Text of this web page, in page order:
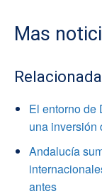
Mas
El entorno de
una inversión
Andalucía
antes